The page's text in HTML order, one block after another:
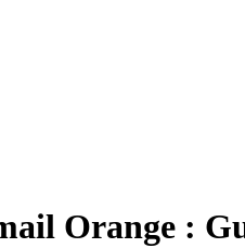
Orange :